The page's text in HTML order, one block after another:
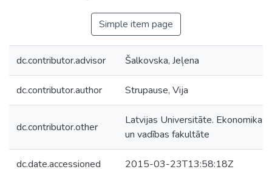
Simple item page
dc.contributor.advisor Šalkovska, Jeļena
dc.contributor.author Strupause, Vija
dc.contributor.other
Latvijas Universitāte. Ekonomikas
un vadības fakultāte
dc.date.accessioned 2015-03-23T13:58:18Z